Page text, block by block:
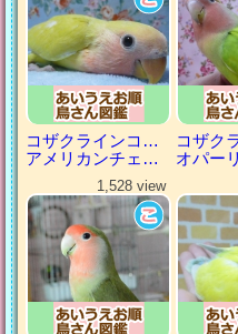
コザクラインコ（小桜インコ）
アメリカンチェリー
1,528 view